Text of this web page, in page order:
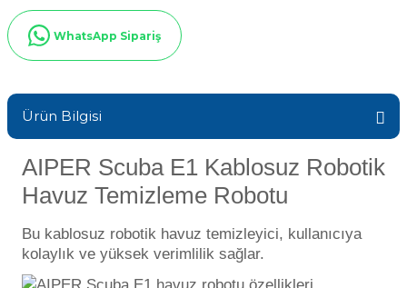
Gemaş Havuz
Wtr Havuz Kimyasalları Setleri
Yosun Öldürücü
Selenoid
Alkalinite Düşürücü
Ayak Dezenfektanı
Havuz Vana
Havuz Elektrik
Havuz Sarf
WhatsApp Sipariş
Ürün Bilgisi
AIPER Scuba E1 Kablosuz Robotik
Havuz Temizleme Robotu
Bu kablosuz robotik havuz temizleyici, kullanıcıya
kolaylık ve yüksek verimlilik sağlar.